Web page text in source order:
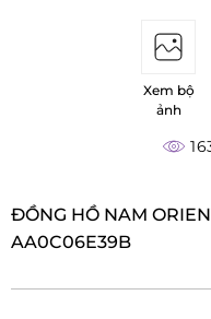
Xem bộ
ảnh
ĐỒNG HỒ NAM
AA0C06E39B